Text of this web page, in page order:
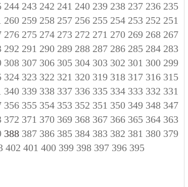
235
236
237
238
239
240
241
242
243
244
251
252
253
254
255
256
257
258
259
260
267
268
269
270
271
272
273
274
275
276
283
284
285
286
287
288
289
290
291
292
299
300
301
302
303
304
305
306
307
308
315
316
317
318
319
320
321
322
323
324
331
332
333
334
335
336
337
338
339
340
347
348
349
350
351
352
353
354
355
356
363
364
365
366
367
368
369
370
371
372
379
380
381
382
383
384
385
386
387
395
396
397
398
399
400
401
402